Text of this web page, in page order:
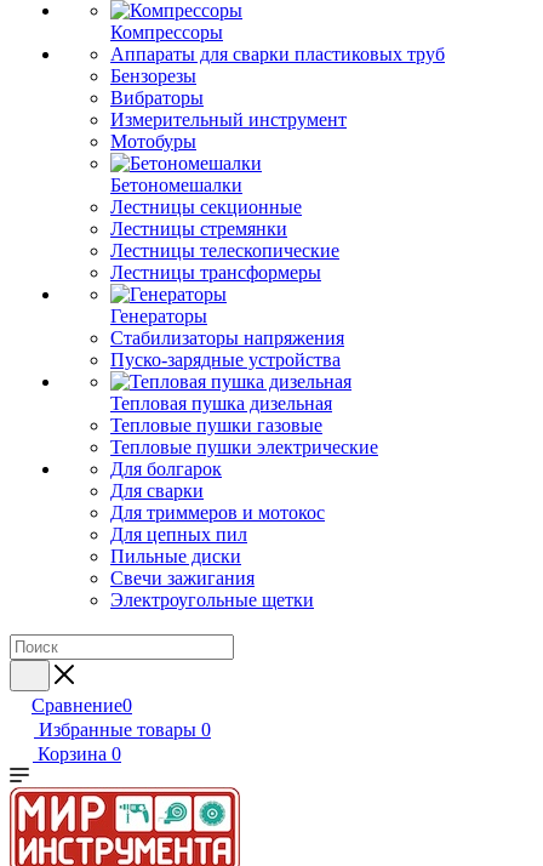
Компрессоры
Аппараты для сварки пластиковых труб
Бензорезы
Вибраторы
Измерительный инструмент
Мотобуры
Бетономешалки
Лестницы секционные
Лестницы стремянки
Лестницы телескопические
Лестницы трансформеры
Генераторы
Стабилизаторы напряжения
Пуско-зарядные устройства
Тепловая пушка дизельная
Тепловые пушки газовые
Тепловые пушки электрические
Для болгарок
Для сварки
Для триммеров и мотокос
Для цепных пил
Пильные диски
Свечи зажигания
Электроугольные щетки
Сравнение0
Избранные товары 0
Корзина 0